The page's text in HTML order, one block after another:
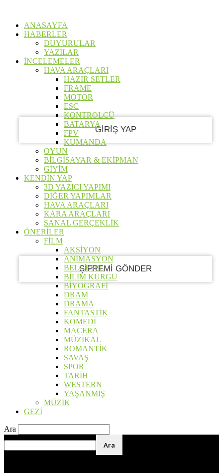
ANASAYFA
HABERLER
DUYURULAR
YAZILAR
İNCELEMELER
HAVA ARAÇLARI
HAZIR SETLER
FRAME
MOTOR
ESC
KONTROLCÜ
BATARYA
FPV
KUMANDA
OYUN
BİLGİSAYAR & EKİPMAN
GİYİM
KENDİN YAP
3D YAZICI YAPIMI
DİĞER YAPIMLAR
HAVA ARAÇLARI
KARA ARAÇLARI
SANAL GERÇEKLİK
ÖNERİLER
FİLM
AKSİYON
ANİMASYON
BELGESEL
BİLİM KURGU
BİYOGRAFİ
DRAM
DRAMA
FANTASTİK
KOMEDİ
MACERA
MÜZİKAL
ROMANTİK
SAVAŞ
SPOR
TARİH
WESTERN
YAŞANMIŞ
MÜZİK
GEZİ
Hesabınıza giriş yapın
Şifreni mi unuttun?
Şifrenizi Kurtarın
Ara